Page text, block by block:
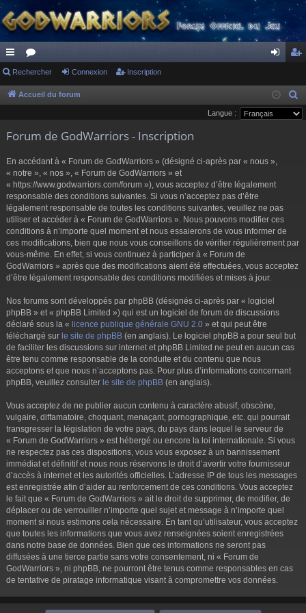
ac
co
ci
or
u
s
ne cri
pti
Rechercher Connexion Inscription
Accueil du forum
e
Langue :
Forum de GodWarriors - Inscription
En accédant à « Forum de GodWarriors » (désigné ci-après par « nous »,
« notre », « nos », « Forum de GodWarriors » et
« https://www.godwarriors.com/forum »), vous acceptez d’être légalement
responsable des conditions suivantes. Si vous n’acceptez pas d’être
légalement responsable de toutes les conditions suivantes, veuillez ne pas
utiliser et accéder à « Forum de GodWarriors ». Nous pouvons modifier ces
conditions à n’importe quel moment et nous essaierons de vous informer de
ces modifications, bien que nous vous conseillons de vérifier régulièrement par
vous-même. En effet, si vous continuez à participer à « Forum de
GodWarriors » après que des modifications aient été effectuées, vous acceptez
d’être légalement responsable des conditions modifiées et mises à jour.
Nos forums sont développés par phpBB (désignés ci-après par « logiciel
phpBB » et « phpBB Limited ») qui est un logiciel de forum de discussions
déclaré sous la « licence publique générale GNU 2.0 » et qui peut être
téléchargé sur le site de phpBB (en anglais). Le logiciel phpBB a pour seul but
de faciliter les discussions sur internet et phpBB Limited ne peut en aucun cas
être tenu comme responsable de la conduite et du contenu que nous
acceptons et que nous n’acceptons pas. Pour plus d’informations concernant
phpBB, veuillez consulter le site de phpBB (en anglais).
Vous acceptez de ne publier aucun contenu à caractère abusif, obscène,
vulgaire, diffamatoire, choquant, menaçant, pornographique, etc. qui pourrait
transgresser la législation de votre pays, du pays dans lequel le serveur de
« Forum de GodWarriors » est hébergé ou encore la loi internationale. Si vous
ne respectez pas ces dispositions, vous vous exposez à un bannissement
immédiat et définitif et nous nous réservons le droit d’avertir votre fournisseur
d’accès à internet et les autorités officielles. L’adresse IP de tous les messages
est enregistrée afin d’aider au renforcement de ces conditions. Vous acceptez
le fait que « Forum de GodWarriors » ait le droit de supprimer, de modifier, de
déplacer ou de verrouiller n’importe quel sujet et message à n’importe quel
moment si nous estimons cela nécessaire. En tant qu’utilisateur, vous acceptez
que toutes les informations que vous avez renseignées soient enregistrées
dans notre base de données. Bien que ces informations ne seront pas
diffusées à une tierce partie sans votre consentement, ni « Forum de
GodWarriors », ni phpBB, ne pourront être tenus comme responsables en cas
de tentative de piratage informatique visant à compromettre vos données.